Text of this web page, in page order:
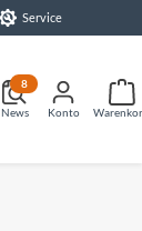
Service
News
8
Konto